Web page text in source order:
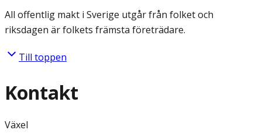
All offentlig makt i Sverige utgår från folket och
riksdagen är folkets främsta företrädare.
Till toppen
Kontakt
Växel